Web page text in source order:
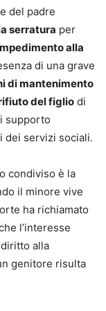
del padre
serratura per
alla
di una grave
di mantenimento
del figlio di
supporto
dei servizi sociali.
condiviso è la
il minore vive
ha richiamato
l’interesse
alla
genitore risulta